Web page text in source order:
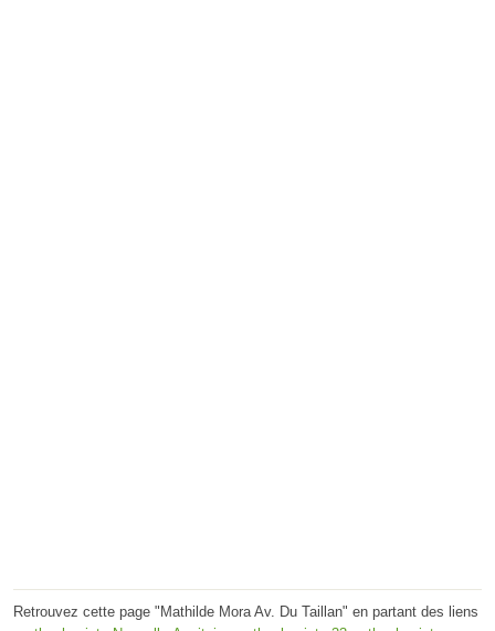
Retrouvez cette page "Mathilde Mora Av. Du Taillan" en partant des liens